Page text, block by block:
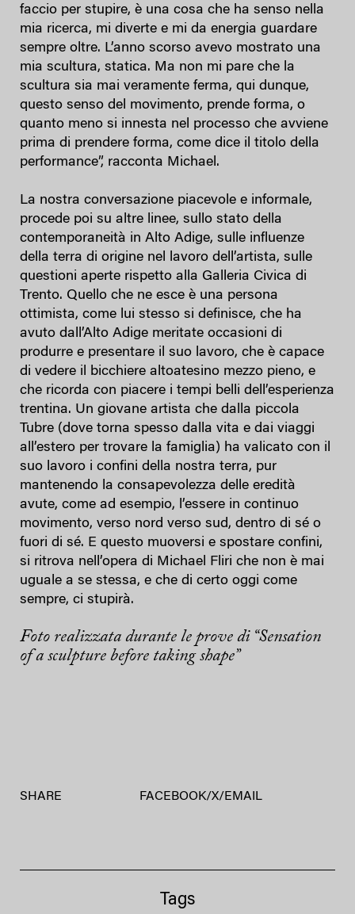
faccio per stupire, è una cosa che ha senso nella
mia ricerca, mi diverte e mi da energia guardare
sempre oltre. L’anno scorso avevo mostrato una
mia scultura, statica. Ma non mi pare che la
scultura sia mai veramente ferma, qui dunque,
questo senso del movimento, prende forma, o
quanto meno si innesta nel processo che avviene
prima di prendere forma, come dice il titolo della
performance”, racconta Michael.
La nostra conversazione piacevole e informale,
procede poi su altre linee, sullo stato della
contemporaneità in Alto Adige, sulle influenze
della terra di origine nel lavoro dell’artista, sulle
questioni aperte rispetto alla Galleria Civica di
Trento. Quello che ne esce è una persona
ottimista, come lui stesso si definisce, che ha
avuto dall’Alto Adige meritate occasioni di
produrre e presentare il suo lavoro, che è capace
di vedere il bicchiere altoatesino mezzo pieno, e
che ricorda con piacere i tempi belli dell’esperienza
trentina. Un giovane artista che dalla piccola
Tubre (dove torna spesso dalla vita e dai viaggi
all’estero per trovare la famiglia) ha valicato con il
suo lavoro i confini della nostra terra, pur
mantenendo la consapevolezza delle eredità
avute, come ad esempio, l’essere in continuo
movimento, verso nord verso sud, dentro di sé o
fuori di sé. E questo muoversi e spostare confini,
si ritrova nell’opera di Michael Fliri che non è mai
uguale a se stessa, e che di certo oggi come
sempre, ci stupirà.
Foto realizzata durante le prove di “Sensation
of a sculpture before taking shape”
SHARE FACEBOOK/X/ EMAIL
Tags